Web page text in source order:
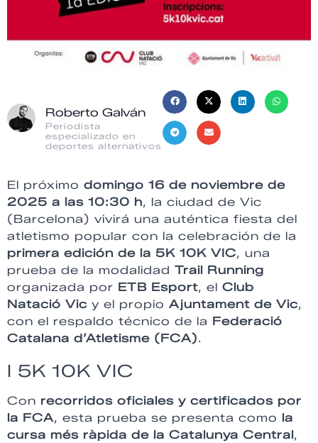
Roberto Galván
Periodista
especializado en
deportes alternativos
El próximo domingo 16 de noviembre de
2025 a las 10:30 h, la ciudad de Vic
(Barcelona) vivirá una auténtica fiesta del
atletismo popular con la celebración de la
primera edición de la 5K 10K VIC, una
prueba de la modalidad Trail Running
organizada por ETB Esport, el Club
Natació Vic y el propio Ajuntament de Vic,
con el respaldo técnico de la Federació
Catalana d’Atletisme (FCA).
I 5K 10K VIC
Con recorridos oficiales y certificados por
la FCA, esta prueba se presenta como
la
cursa més ràpida de la Catalunya Central ,